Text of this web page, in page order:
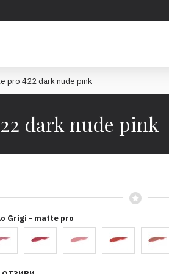
pro 422 dark nude pink
dark nude pink
Grigi - matte pro